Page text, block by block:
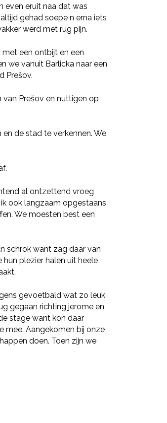
even eruit naa dat was
gehad soepe n erna iets
werd met rug pijn.
een ontbijt en een
we vanuit Barlicka naar een
Prešov.
Prešov en nuttigen op
de stad te verkennen. We
al ontzettend vroeg
ook langzaam opgestaans
We moesten best een
schrok want zag daar van
plezier halen uit heele
gevoetbald wat zo leuk
gegaan richting jerome en
stage want kon daar
mee. Aangekomen bij onze
doen. Toen zijn we